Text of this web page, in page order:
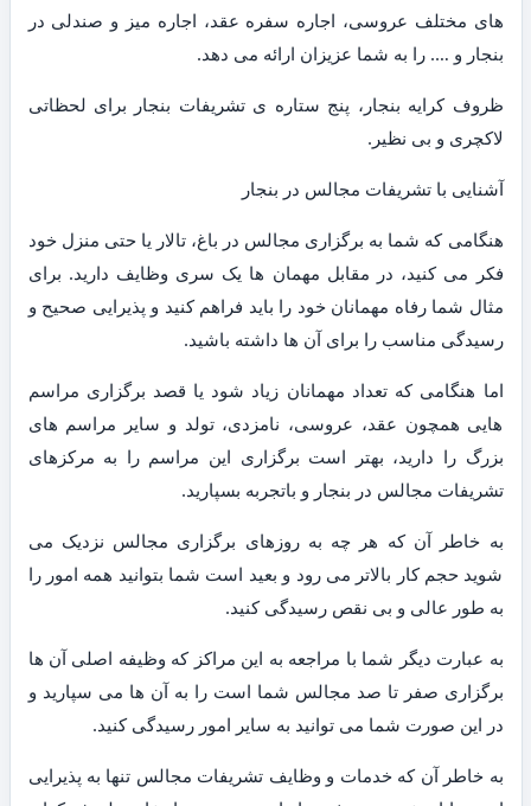
های مختلف عروسی، اجاره سفره عقد، اجاره میز و صندلی در
بنجار و …. را به شما عزیزان ارائه می دهد.
ظروف کرایه بنجار، پنج ستاره ی تشریفات بنجار برای لحظاتی
لاکچری و بی نظیر.
آشنایی با تشریفات مجالس در بنجار
هنگامی که شما به برگزاری مجالس در باغ، تالار یا حتی منزل خود
فکر می کنید، در مقابل مهمان ها یک سری وظایف دارید. برای
مثال شما رفاه مهمانان خود را باید فراهم کنید و پذیرایی صحیح و
رسیدگی مناسب را برای آن ها داشته باشید.
اما هنگامی که تعداد مهمانان زیاد شود یا قصد برگزاری مراسم
هایی همچون عقد، عروسی، نامزدی، تولد و سایر مراسم های
بزرگ را دارید، بهتر است برگزاری این مراسم را به مرکزهای
تشریفات مجالس در بنجار و باتجربه بسپارید.
به خاطر آن که هر چه به روزهای برگزاری مجالس نزدیک می
شوید حجم کار بالاتر می رود و بعید است شما بتوانید همه امور را
به طور عالی و بی نقص رسیدگی کنید.
به عبارت دیگر شما با مراجعه به این مراکز که وظیفه اصلی آن ها
برگزاری صفر تا صد مجالس شما است را به آن ها می سپارید و
در این صورت شما می توانید به سایر امور رسیدگی کنید.
به خاطر آن که خدمات و وظایف تشریفات مجالس تنها به پذیرایی